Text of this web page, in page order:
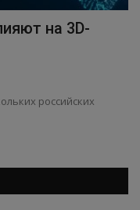
на 3D-
российских